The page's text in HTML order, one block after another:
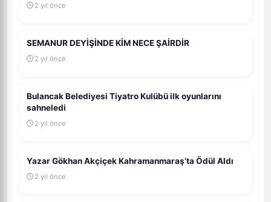
2 yıl önce
SEMANUR DEYİŞİNDE KİM NECE ŞAİRDİR
2 yıl önce
Bulancak Belediyesi Tiyatro Kulübü ilk oyunlarını
sahneledi
2 yıl önce
Yazar Gökhan Akçiçek Kahramanmaraş’ta Ödül Aldı
2 yıl önce